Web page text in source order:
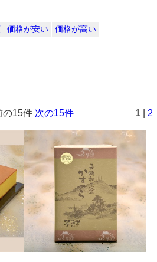
価格が安い
価格が高い
の15件 次の15件 1 2